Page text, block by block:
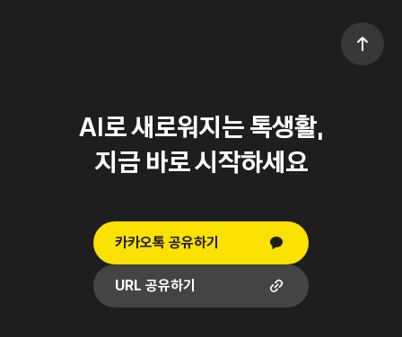
AI로 새로워지는 톡생활,
지금 바로 시작하세요
카카오톡 공유하기
URL 공유하기